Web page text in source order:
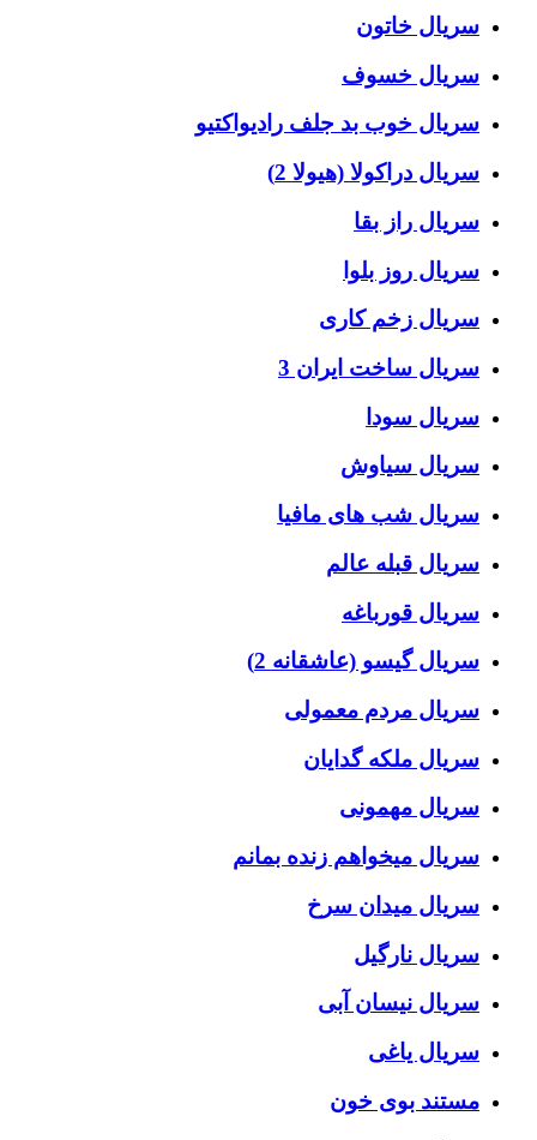
سریال خاتون
سریال خسوف
سریال خوب بد جلف رادیواکتیو
سریال دراکولا (هیولا 2)
سریال راز بقا
سریال روز بلوا
سریال زخم کاری
سریال ساخت ایران 3
سریال سودا
سریال سیاوش
سریال شب های مافیا
سریال قبله عالم
سریال قورباغه
سریال گیسو (عاشقانه 2)
سریال مردم معمولی
سریال ملکه گدایان
سریال مهمونی
سریال میخواهم زنده بمانم
سریال میدان سرخ
سریال نارگیل
سریال نیسان آبی
سریال یاغی
مستند بوی خون